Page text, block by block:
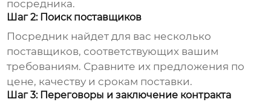
посредника.
Шаг 2: Поиск поставщиков
Посредник найдет для вас несколько
поставщиков, соответствующих вашим
требованиям. Сравните их предложения по
цене, качеству и срокам поставки.
Шаг 3: Переговоры и заключение контракта